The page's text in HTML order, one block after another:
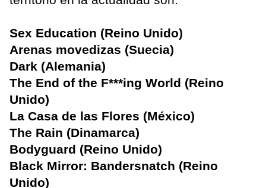
Sex Education (Reino Unido)
Arenas movedizas (Suecia)
Dark (Alemania)
The End of the F***ing World (Reino
Unido)
La Casa de las Flores (México)
The Rain (Dinamarca)
Bodyguard (Reino Unido)
Black Mirror: Bandersnatch (Reino
Unido)